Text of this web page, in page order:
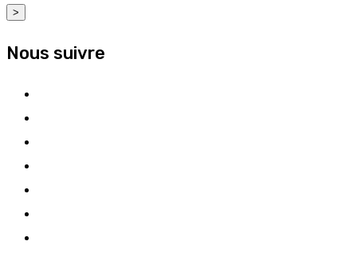
>
Nous suivre